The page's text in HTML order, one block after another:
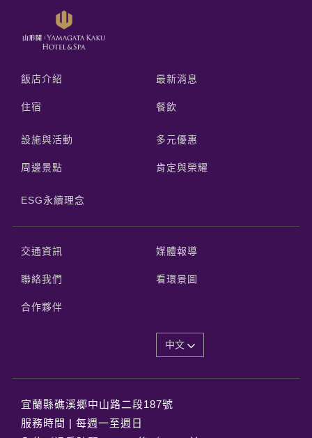
飯店介紹 最新消息
住宿 餐飲
設施與活動 多元優惠
周邊景點 肯定與榮耀
ESG永續理念
交通資訊 媒體報導
聯絡我們 看環景圖
合作夥伴
中文
宜蘭縣礁溪郷中山路二段187號
服務時間 | 每週一至週日